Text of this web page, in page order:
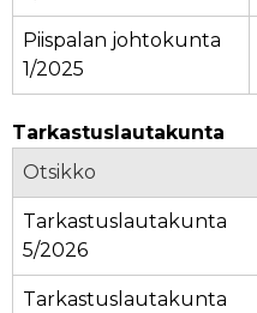
Piispalan johtokunta
1/2025
Tarkastuslautakunta
Otsikko
Tarkastuslautakunta
5/2026
Tarkastuslautakunta